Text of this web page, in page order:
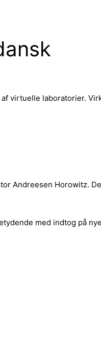
virtuelle laboratorier.
Andreesen Horowitz.
med indtog på